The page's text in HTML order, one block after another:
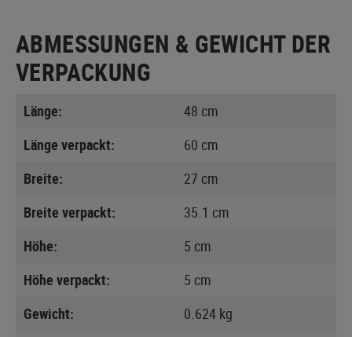
ABMESSUNGEN & GEWICHT DER
VERPACKUNG
Länge:
48 cm
Länge verpackt:
60 cm
Breite:
27 cm
Breite verpackt:
35.1 cm
Höhe:
5 cm
Höhe verpackt:
5 cm
Gewicht:
0.624 kg